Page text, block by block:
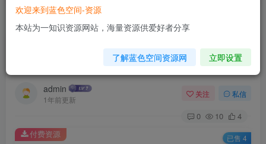
首页 网赚项目 正文
大学财富突破营，内容集市日，经验共享，财富共
admin
1年前更新
关注 私信
0 10 4
付费资源 已售 4
欢迎来到蓝色空间-资源
本站为一知识资源网站，海量资源供爱好者分享
了解蓝色空间资源网 立即设置